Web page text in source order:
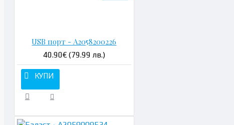
USB порт - A2058200226
40.90€ (79.99 лв.)
КУПИ